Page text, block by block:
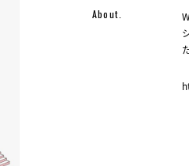
About.